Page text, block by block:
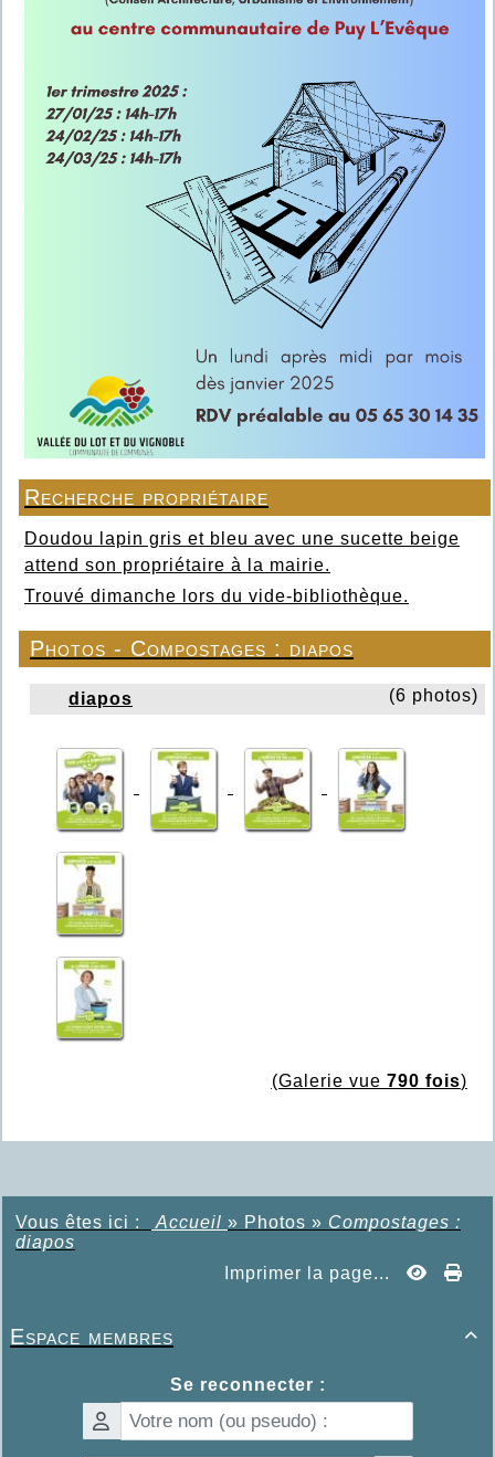
Recherche propriétaire
Doudou lapin gris et bleu avec une sucette beige
attend son propriétaire à la mairie.
Trouvé dimanche lors du vide-bibliothèque.
Photos - Compostages : diapos
diapos (6 photos)
(Galerie vue 790 fois)
Vous êtes ici : Accueil » Photos » Compostages :
diapos
Imprimer la page...

Espace membres
Se reconnecter :